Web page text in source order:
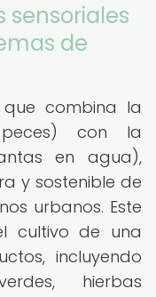
sensoriales
de
combina la
con la
en agua),
y sostenible de
urbanos. Este
cultivo de una
incluyendo
hierbas